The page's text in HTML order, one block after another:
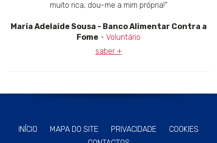
muito rica, dou-me a mim própria!”
Maria Adelaide Sousa - Banco Alimentar Contra a
Fome - Voluntário
saber +
INÍCIO MAPA DO SITE PRIVACIDADE
COOKIES